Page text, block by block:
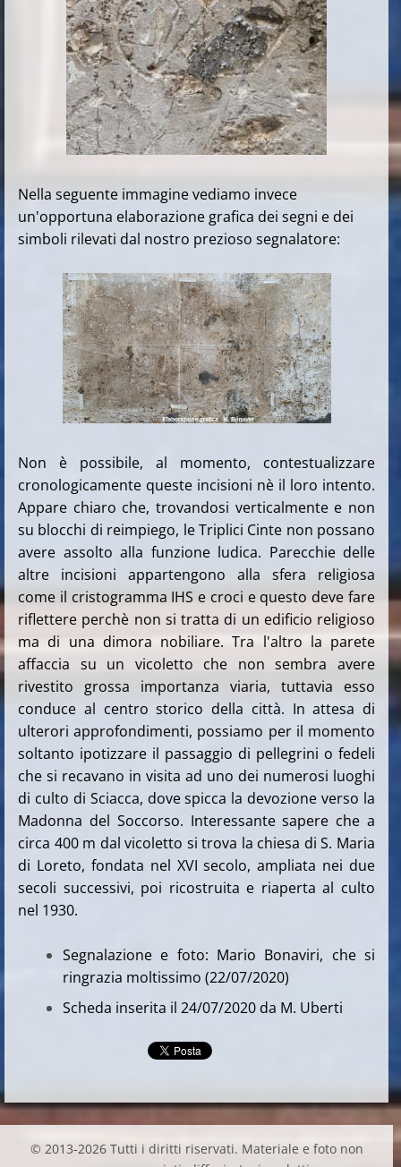
Nella seguente immagine vediamo invece
un'opportuna elaborazione grafica dei segni e dei
simboli rilevati dal nostro prezioso segnalatore:
Non è possibile, al momento, contestualizzare
cronologicamente queste incisioni nè il loro intento.
Appare chiaro che, trovandosi verticalmente e non
su blocchi di reimpiego, le Triplici Cinte non possano
avere assolto alla funzione ludica. Parecchie delle
altre incisioni appartengono alla sfera religiosa
come il cristogramma IHS e croci e questo deve fare
riflettere perchè non si tratta di un edificio religioso
ma di una dimora nobiliare. Tra l'altro la parete
affaccia su un vicoletto che non sembra avere
rivestito grossa importanza viaria, tuttavia esso
conduce al centro storico della città. In attesa di
ulterori approfondimenti, possiamo per il momento
soltanto ipotizzare il passaggio di pellegrini o fedeli
che si recavano in visita ad uno dei numerosi luoghi
di culto di Sciacca, dove spicca la devozione verso la
Madonna del Soccorso. Interessante sapere che a
circa 400 m dal vicoletto si trova la chiesa di S. Maria
di Loreto, fondata nel XVI secolo, ampliata nei due
secoli successivi, poi ricostruita e riaperta al culto
nel 1930.
Segnalazione e foto: Mario Bonaviri, che si
ringrazia moltissimo (22/07/2020)
Scheda inserita il 24/07/2020 da M. Uberti
© 2013-2026 Tutti i diritti riservati. Materiale e foto non